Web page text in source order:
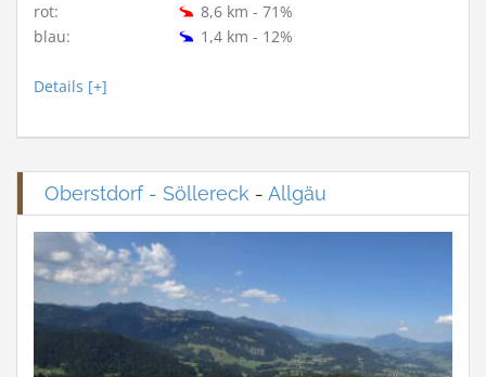
rot:
8,6 km - 71%
blau:
1,4 km - 12%
Details [+]
Oberstdorf - Söllereck - Allgäu